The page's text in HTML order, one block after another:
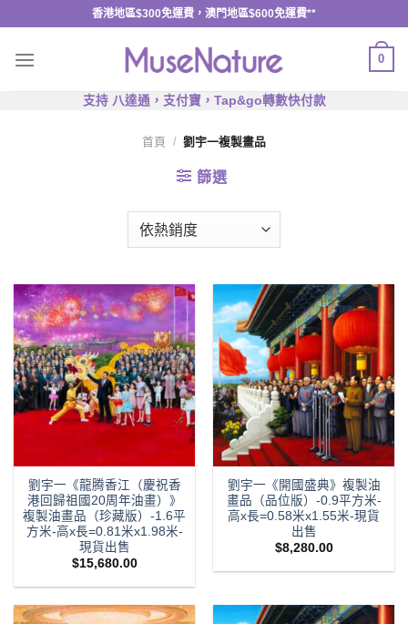
content
香港地區$300免運費，澳門地區$600免運費**
0
支持 八達通，支付寶，Tap&go轉數快付款
首頁 / 劉宇一複製畫品
篩選
劉宇一《龍腾香江（慶祝香
港回歸祖國20周年油畫）》
複製油畫品（珍藏版）-1.6平
方米-高x長=0.81米x1.98米-
現貨出售
$15,680.00
劉宇一《開國盛典》複製油
畫品（品位版）-0.9平方米-
高x長=0.58米x1.55米-現貨
出售
$8,280.00